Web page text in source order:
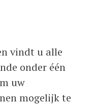
vindt u alle
onder één
uw
mogelijk te